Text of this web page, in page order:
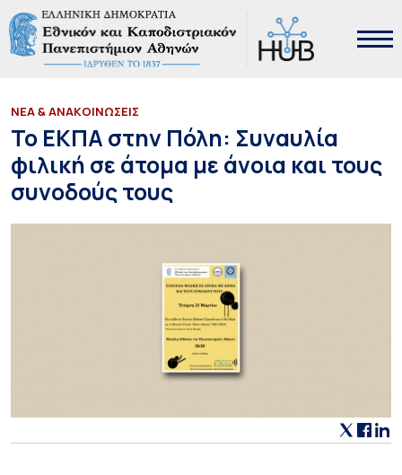
ΝΕΑ & ΑΝΑΚΟΙΝΩΣΕΙΣ
Το ΕΚΠΑ στην Πόλη: Συναυλία
φιλική σε άτομα με άνοια και τους
συνοδούς τους